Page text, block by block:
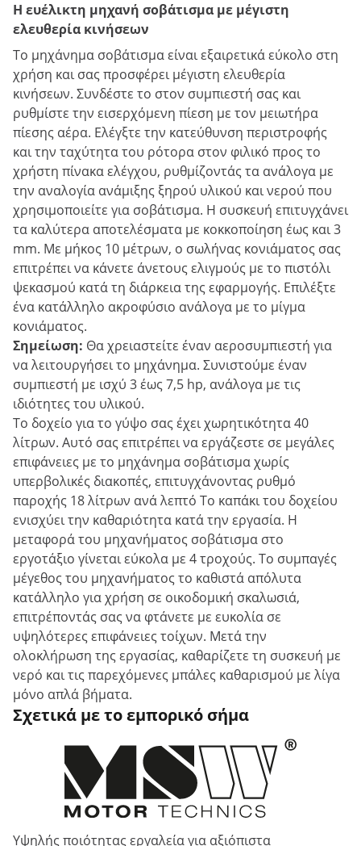
Η ευέλικτη μηχανή σοβάτισμα με μέγιστη
ελευθερία κινήσεων
Το μηχάνημα σοβάτισμα είναι εξαιρετικά εύκολο στη
χρήση και σας προσφέρει μέγιστη ελευθερία
κινήσεων. Συνδέστε το στον συμπιεστή σας και
ρυθμίστε την εισερχόμενη πίεση με τον μειωτήρα
πίεσης αέρα. Ελέγξτε την κατεύθυνση περιστροφής
και την ταχύτητα του ρότορα στον φιλικό προς το
χρήστη πίνακα ελέγχου, ρυθμίζοντάς τα ανάλογα με
την αναλογία ανάμιξης ξηρού υλικού και νερού που
χρησιμοποιείτε για σοβάτισμα. Η συσκευή επιτυγχάνει
τα καλύτερα αποτελέσματα με κοκκοποίηση έως και 3
mm. Με μήκος 10 μέτρων, ο σωλήνας κονιάματος σας
επιτρέπει να κάνετε άνετους ελιγμούς με το πιστόλι
ψεκασμού κατά τη διάρκεια της εφαρμογής. Επιλέξτε
ένα κατάλληλο ακροφύσιο ανάλογα με το μίγμα
κονιάματος.
Σημείωση: Θα χρειαστείτε έναν αεροσυμπιεστή για
να λειτουργήσει το μηχάνημα. Συνιστούμε έναν
συμπιεστή με ισχύ 3 έως 7,5 hp, ανάλογα με τις
ιδιότητες του υλικού.
Το δοχείο για το γύψο σας έχει χωρητικότητα 40
λίτρων. Αυτό σας επιτρέπει να εργάζεστε σε μεγάλες
επιφάνειες με το μηχάνημα σοβάτισμα χωρίς
υπερβολικές διακοπές, επιτυγχάνοντας ρυθμό
παροχής 18 λίτρων ανά λεπτό Το καπάκι του δοχείου
ενισχύει την καθαριότητα κατά την εργασία. Η
μεταφορά του μηχανήματος σοβάτισμα στο
εργοτάξιο γίνεται εύκολα με 4 τροχούς. Το συμπαγές
μέγεθος του μηχανήματος το καθιστά απόλυτα
κατάλληλο για χρήση σε οικοδομική σκαλωσιά,
επιτρέποντάς σας να φτάνετε με ευκολία σε
υψηλότερες επιφάνειες τοίχων. Μετά την
ολοκλήρωση της εργασίας, καθαρίζετε τη συσκευή με
νερό και τις παρεχόμενες μπάλες καθαρισμού με λίγα
μόνο απλά βήματα.
Σχετικά με το εμπορικό σήμα
Υψηλής ποιότητας εργαλεία για αξιόπιστα